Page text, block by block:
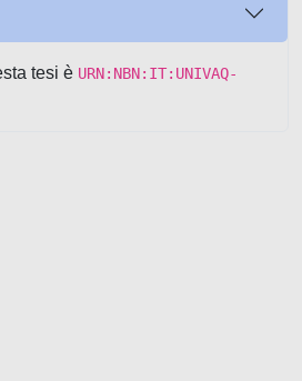
tesi è URN:NBN:IT:UNIVAQ-